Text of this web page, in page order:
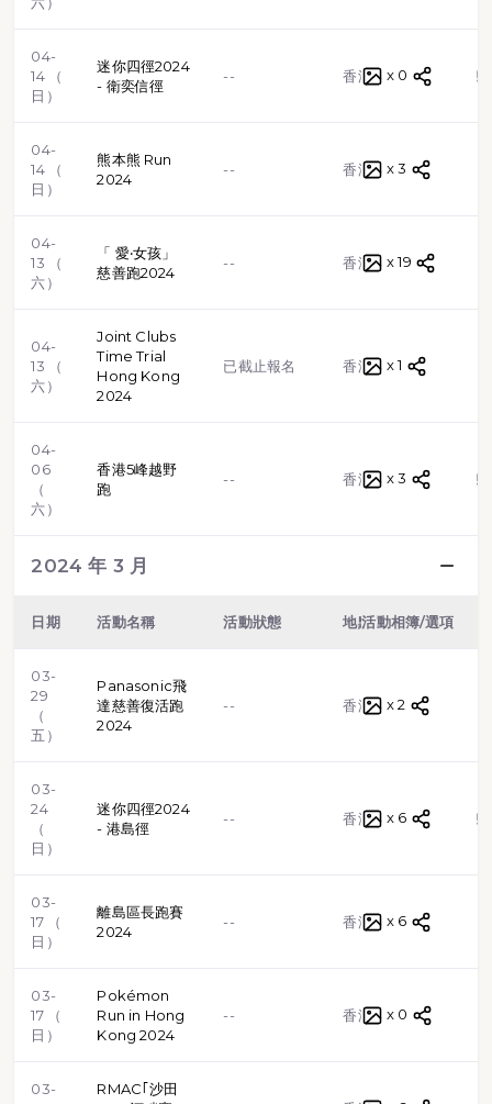
04-
14 （
日）
迷你四徑2024
- 衛奕信徑
-- 香港 越野跑
x 0
04-
14 （
日）
熊本熊 Run
2024
-- 香港 x 3
04-
13 （
六）
「 愛‧女孩」
慈善跑2024
-- 香港 路跑
x 19
04-
13 （
六）
Joint Clubs
Time Trial
Hong Kong
2024
已截止報名 香港 x 1
04-
06
（
六）
香港5峰越野
跑
-- 香港 越野跑
x 3
2024 年 3 月
日期 活動名稱 活動狀態 地點 類型
活動相簿/選項
03-
29
（
五）
Panasonic飛
達慈善復活跑
2024
-- 香港 x 2
03-
24
（
日）
迷你四徑2024
- 港島徑
-- 香港 越野跑
x 6
03-
17 （
日）
離島區長跑賽
2024
-- 香港 x 6
03-
17 （
日）
Pokémon
Run in Hong
Kong 2024
-- 香港 x 0
03-
RMAC｢沙田